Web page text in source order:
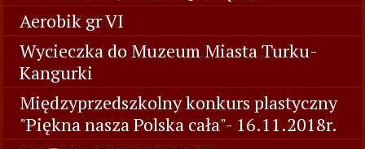
Aerobik gr VI
Wycieczka do Muzeum Miasta Turku-
Kangurki
Międzyprzedszkolny konkurs plastyczny
"Piękna nasza Polska cała"- 16.11.2018r.